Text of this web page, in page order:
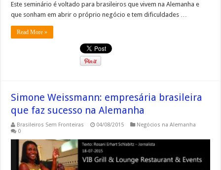
Este seminário é voltado para brasileiros que vivem na Alemanha e
que sonham em abrir o próprio negócio e tem dificuldades …
Read More »
Simone Weissmann: empresária brasileira
que faz sucesso na Alemanha
Brasileiros Sem Fronteiras 04/08/2015
Negócios na Alemanha
0